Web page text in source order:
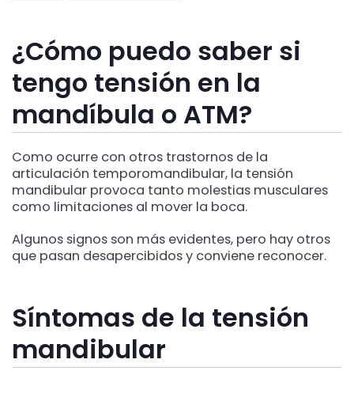
¿Cómo puedo saber si
tengo tensión en la
mandíbula o ATM?
Como ocurre con otros trastornos de la
articulación temporomandibular, la tensión
mandibular provoca tanto molestias musculares
como limitaciones al mover la boca.
Algunos signos son más evidentes, pero hay otros
que pasan desapercibidos y conviene reconocer.
Síntomas de la tensión
mandibular